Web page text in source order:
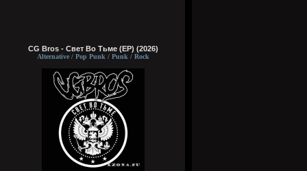
CG Bros - Свет Во Тьме (EP) (2026)
Alternative / Pop Punk / Punk / Rock